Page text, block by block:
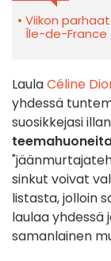
Viikon
Île-de-France
LaulaCéline
yhdessä
suosikkejasi
sinkut voivat
listasta, jolloin
laulaa yhdessä
samanlainen